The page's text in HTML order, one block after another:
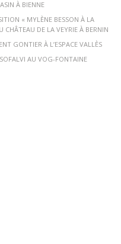
À BIENNE
« MYLÈNE BESSON À LA
CHÂTEAU DE LA VEYRIE À BERNIN
GONTIER À L’ESPACE VALLÈS
AU VOG-FONTAINE